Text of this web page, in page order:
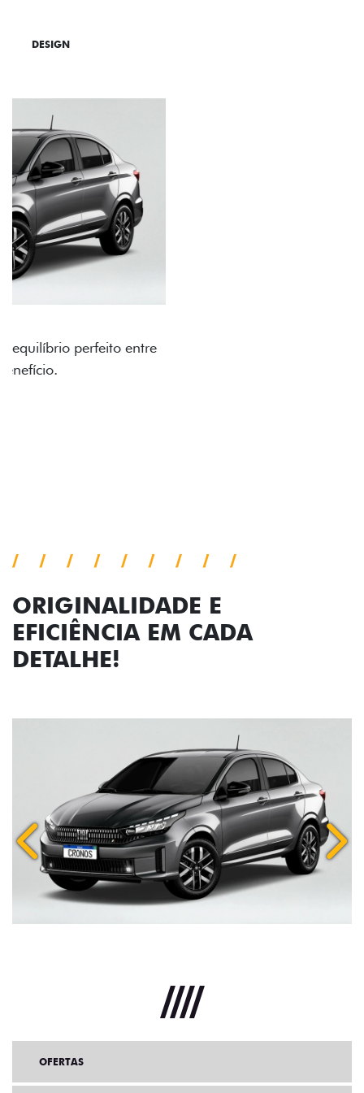
DESIGN
As rodas de liga leve com desenho dinâmico e
acabamento diamantado elevam o estilo do Fiat
ORIGINALIDADE E
EFICIÊNCIA EM CADA
DETALHE!
Anterior
OFERTAS